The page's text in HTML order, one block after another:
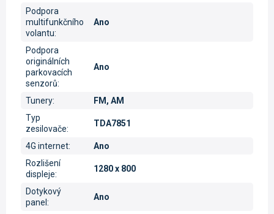
Podpora
multifunkčního
volantu:
Ano
Podpora
originálních
parkovacích
senzorů:
Ano
Tunery:
FM, AM
Typ
zesilovače:
TDA7851
4G internet:
Ano
Rozlišení
displeje:
1280 x 800
Dotykový
panel :
Ano